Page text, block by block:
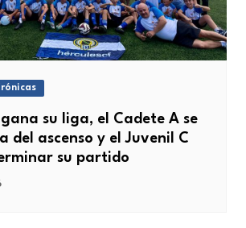
gana su liga, el Cadete A se
del ascenso y el Juvenil C
su partido